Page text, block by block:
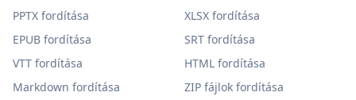
PPTX fordítása
XLSX fordítása
EPUB fordítása
SRT fordítása
VTT fordítása
HTML fordítása
Markdown fordítása
ZIP fájlok fordítása